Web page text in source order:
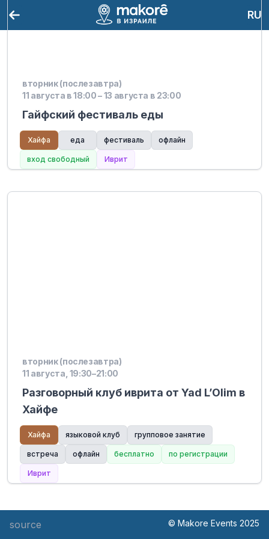
RU
вторник (послезавтра)
11 августа в 18:00 – 13 августа в 23:00
Гайфский фестиваль еды
Хайфа еда фестиваль офлайн
вход свободный Иврит
вторник (послезавтра)
11 августа, 19:30–21:00
Разговорный клуб иврита от Yad L’Olim в
Хайфе
Хайфа языковой клуб групповое занятие
встреча офлайн бесплатно по регистрации
Иврит
source © Makore Events 2025